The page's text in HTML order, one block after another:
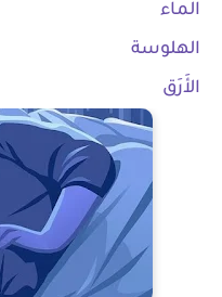
الماء
الهلوسة
الأَرَق